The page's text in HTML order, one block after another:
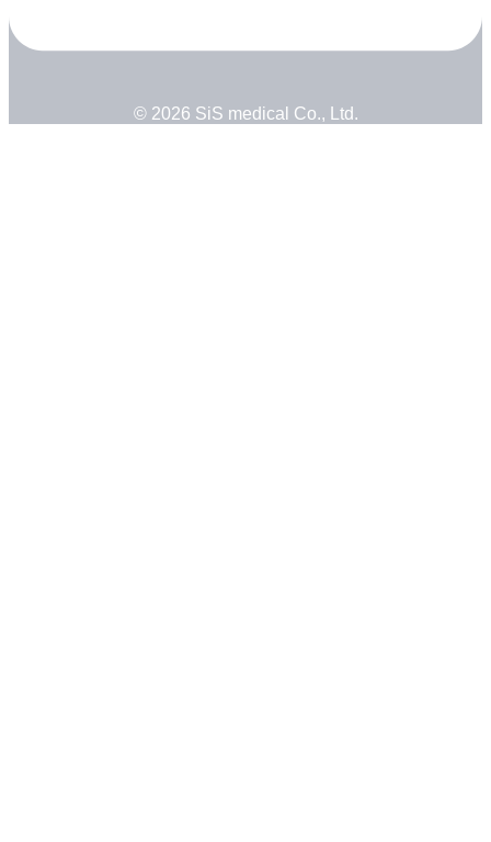
© 2026 SiS medical Co., Ltd.